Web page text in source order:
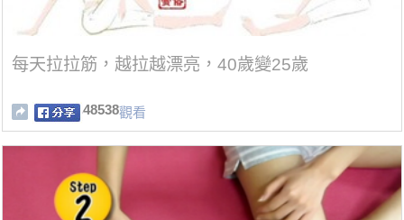
每天拉拉筋，越拉越漂亮，40歲變25歲
48538觀看